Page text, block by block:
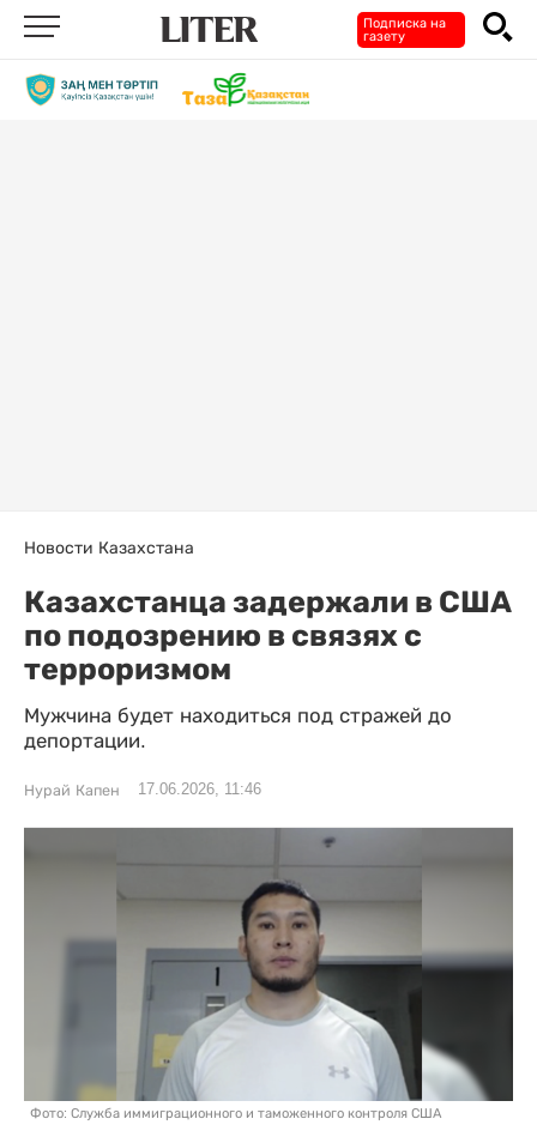
Подписка на
газету
Новости Казахстана
Казахстанца задержали в США
по подозрению в связях с
терроризмом
Мужчина будет находиться под стражей до
депортации.
Нурай Капен 17.06.2026, 11:46
Фото: Служба иммиграционного и таможенного контроля США